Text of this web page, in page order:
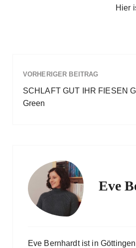
Hier
VORHERIGER BEITRAG
SCHLAFT GUT IHR FIESEN
Green
Eve
Eve Bernhardt ist in